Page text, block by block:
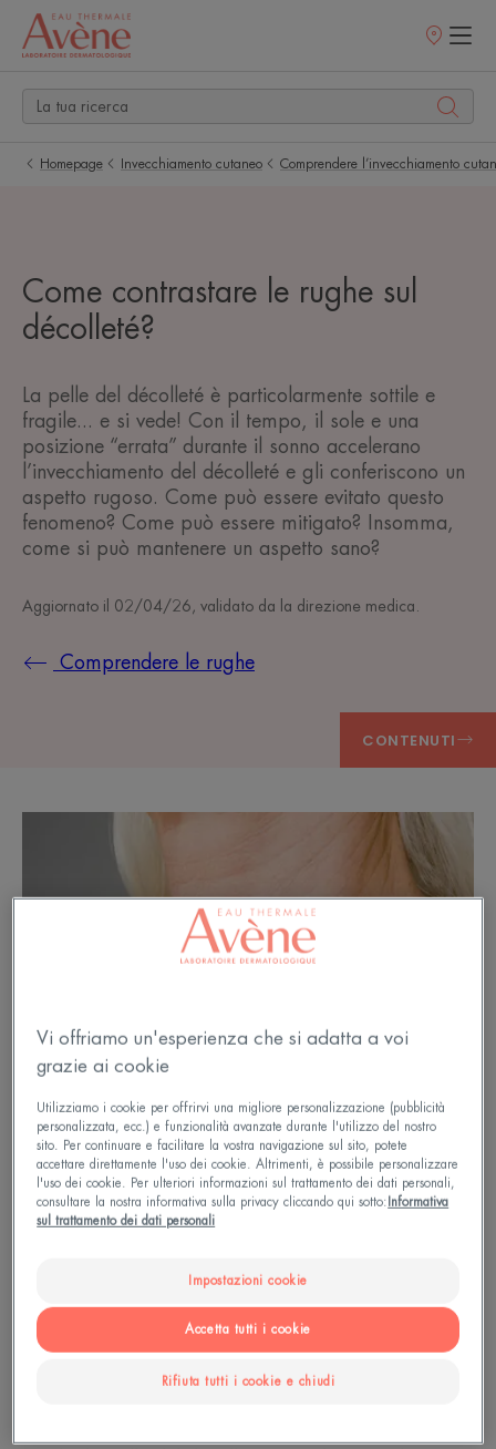
Punti
Homepage Invecchiamento cutaneo Comprendere l’invecchiamento
Come contrastare le rughe sul
décolleté?
La pelle del décolleté è particolarmente sottile e
fragile... e si vede! Con il tempo, il sole e una
posizione “errata” durante il sonno accelerano
l’invecchiamento del décolleté e gli conferiscono un
aspetto rugoso. Come può essere evitato questo
fenomeno? Come può essere mitigato? Insomma,
come si può mantenere un aspetto sano?
Aggiornato il 02/04/26 , validato da la direzione medica
Comprendere le rughe
CONTENUTI
Come si formano le rughe sul
Vi offriamo un'esperienza che si adatta a voi
grazie ai cookie
Utilizziamo i cookie per offrirvi una migliore personalizzazione (pubblicità
personalizzata, ecc.) e funzionalità avanzate durante l'utilizzo del nostro
sito. Per continuare e facilitare la vostra navigazione sul sito, potete
accettare direttamente l'uso dei cookie. Altrimenti, è possibile personalizzare
l'uso dei cookie. Per ulteriori informazioni sul trattamento dei dati personali,
consultare la nostra informativa sulla privacy cliccando qui sotto: Informativa
sul trattamento dei dati personali
Impostazioni cookie
Rifiuta tutti i cookie e chiudi
Accetta tutti i cookie